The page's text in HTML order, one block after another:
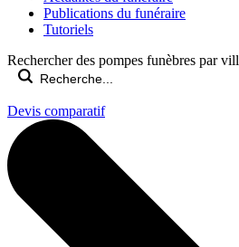
Publications du funéraire
Tutoriels
Rechercher des pompes funèbres par
Devis comparatif